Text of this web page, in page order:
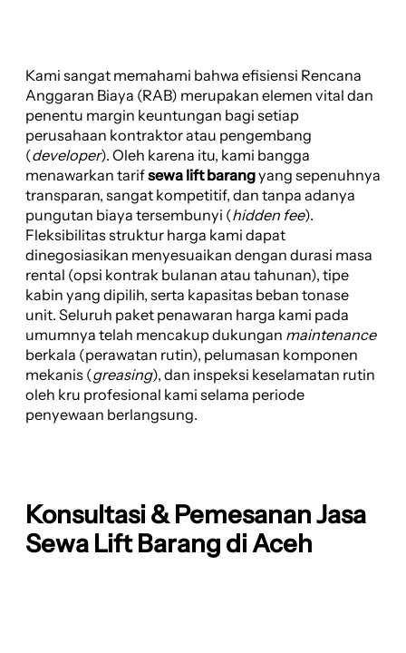
Kami sangat memahami bahwa efisiensi Rencana
Anggaran Biaya (RAB) merupakan elemen vital dan
penentu margin keuntungan bagi setiap
perusahaan kontraktor atau pengembang
(developer). Oleh karena itu, kami bangga
menawarkan tarifsewa lift barangyang sepenuhnya
transparan, sangat kompetitif, dan tanpa adanya
pungutan biaya tersembunyi (hidden fee).
Fleksibilitas struktur harga kami dapat
dinegosiasikan menyesuaikan dengan durasi masa
rental (opsi kontrak bulanan atau tahunan), tipe
kabin yang dipilih, serta kapasitas beban tonase
unit. Seluruh paket penawaran harga kami pada
umumnya telah mencakup dukungan maintenance
berkala (perawatan rutin), pelumasan komponen
mekanis (greasing), dan inspeksi keselamatan rutin
oleh kru profesional kami selama periode
penyewaan berlangsung.
Konsultasi & Pemesanan Jasa
Sewa Lift Barang di Aceh